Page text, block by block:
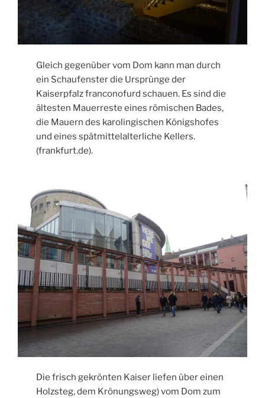
Gleich gegenüber vom Dom kann man durch
ein Schaufenster die Ursprünge der
Kaiserpfalz franconofurd schauen. Es sind die
ältesten Mauerreste eines römischen Bades,
die Mauern des karolingischen Königshofes
und eines spätmittelalterliche Kellers.
(frankfurt.de).
Die frisch gekrönten Kaiser liefen über einen
Holzsteg, dem Krönungsweg) vom Dom zum